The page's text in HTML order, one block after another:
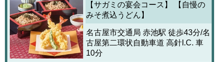
【サガミの宴会コース】 【自慢の
みそ煮込うどん】
名古屋市交通局 赤池駅 徒歩43分/名
古屋第二環状自動車道 高針I.C. 車
10分